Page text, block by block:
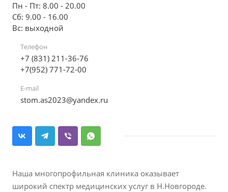
Пн - Пт: 8.00 - 20.00
Сб: 9.00 - 16.00
Вс: выходной
Телефон
+7 (831) 211-36-76
+7(952) 771-72-00
E-mail
stom.as2023@yandex.ru
Наша многопрофильная клиника оказывает
широкий спектр медицинских услуг в Н.Новгороде.